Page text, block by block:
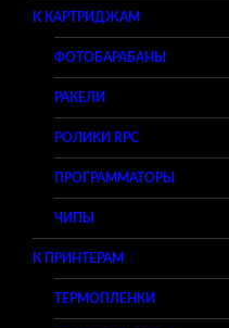
К КАРТРИДЖАМ
ФОТОБАРАБАНЫ
РАКЕЛИ
РОЛИКИ RPC
ПРОГРАММАТОРЫ
ЧИПЫ
К ПРИНТЕРАМ
ТЕРМОПЛЕНКИ